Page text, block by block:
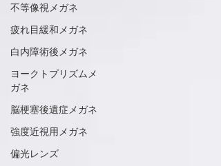
不等像視メガネ
疲れ目緩和メガネ
白内障術後メガネ
ヨークトプリズムメ
ガネ
脳梗塞後遺症メガネ
強度近視用メガネ
偏光レンズ